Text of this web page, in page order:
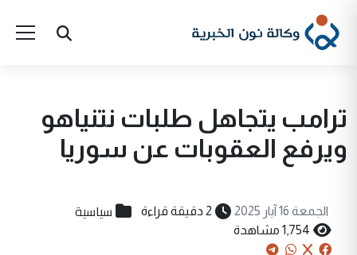
ترامب يتجاهل طلبات نتنياهو
ويرفع العقوبات عن سوريا
الجمعة 16 آيار 2025 2 دقيقة قراءة سياسية
1,754 مشاهدة